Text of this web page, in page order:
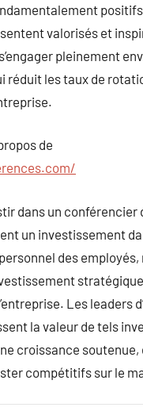
valorisés et
pleinement
réduit les taux de
de
dans un conférencier
un investissement
des employés,
Les leaders
la valeur de tels
croissance
compétitifs sur le